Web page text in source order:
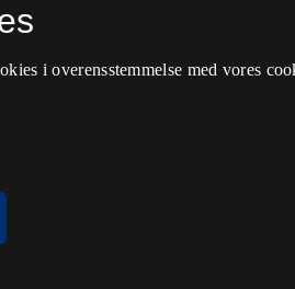
i overensstemmelse med vores